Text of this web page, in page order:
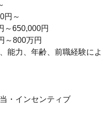
円～
～650,000円
～800万円
能力、年齢、前職経験によ
・インセンティブ